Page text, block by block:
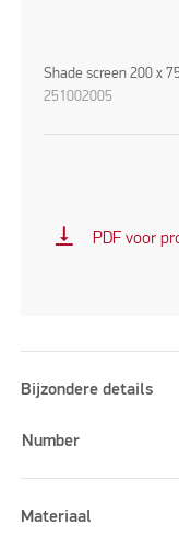
Shade screen 200 x
251002005
vertical_align_bottom PDF voor
Bijzondere details
Number
Materiaal